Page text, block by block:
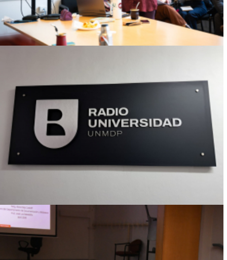
INTEGRANTE DE LA SECRETARIA DE
COGOBIERNO COMPLETÓ INTERCAMBIO
DEL PROGRAMA ESCALA DE GESTORES Y
ADMINISTRADORES EN ARGENTINA